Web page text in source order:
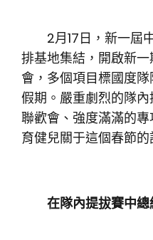
2月17日，新一屆
排基地集結，開啟新
會，多個項目標國度
假期。嚴重劇烈的隊
聯歡會、強度滿滿的
育健兒關于這個春節的
在隊內提拔賽中總